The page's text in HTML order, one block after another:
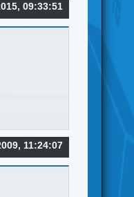
09:33:51
11:24:07